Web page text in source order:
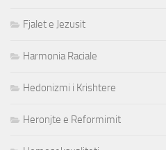
Fjalet e Jezusit
Harmonia Raciale
Hedonizmi i Krishtere
Heronjte e Reformimit